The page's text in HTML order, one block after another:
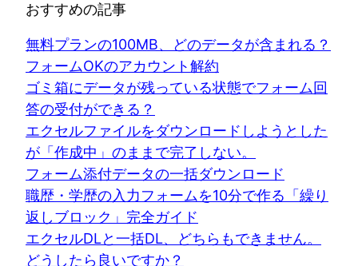
おすすめの記事
無料プランの100MB、どのデータが含まれる？
フォームOKのアカウント解約
ゴミ箱にデータが残っている状態でフォーム回
答の受付ができる？
エクセルファイルをダウンロードしようとした
が「作成中」のままで完了しない。
フォーム添付データの一括ダウンロード
職歴・学歴の入力フォームを10分で作る「繰り
返しブロック」完全ガイド
エクセルDLと一括DL、どちらもできません。
どうしたら良いですか？